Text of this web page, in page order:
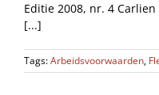
Editie 2008, nr. 4
[...]
Tags:Arbeidsvoorwaarden,